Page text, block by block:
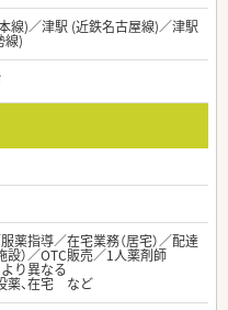
線)／津駅 (近鉄名古屋線)／津駅
線)
薬指導／在宅業務（居宅）／配達
設）／OTC販売／1人薬剤師
り異なる
投薬、在宅 など